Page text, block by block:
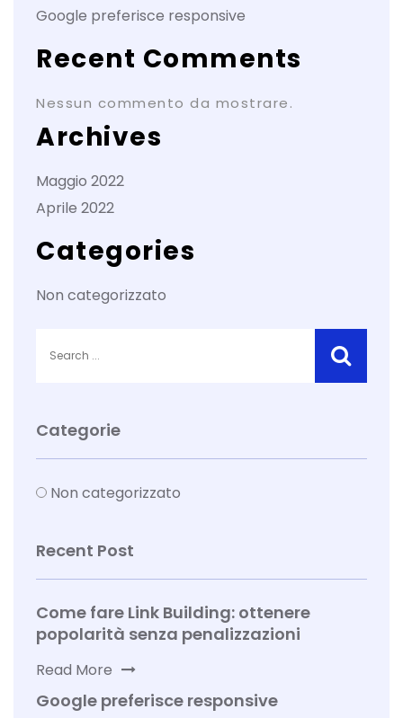
Google preferisce responsive
Recent Comments
Nessun commento da mostrare.
Archives
Maggio 2022
Aprile 2022
Categories
Non categorizzato
Categorie
Non categorizzato
Recent Post
Come fare Link Building: ottenere
popolarità senza penalizzazioni
Read More
Google preferisce responsive